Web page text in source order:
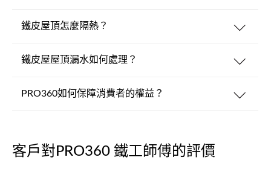
鐵皮屋頂怎麼隔熱？
鐵皮屋屋頂漏水如何處理？
PRO360如何保障消費者的權益？
客戶對PRO360 鐵工師傅的評價